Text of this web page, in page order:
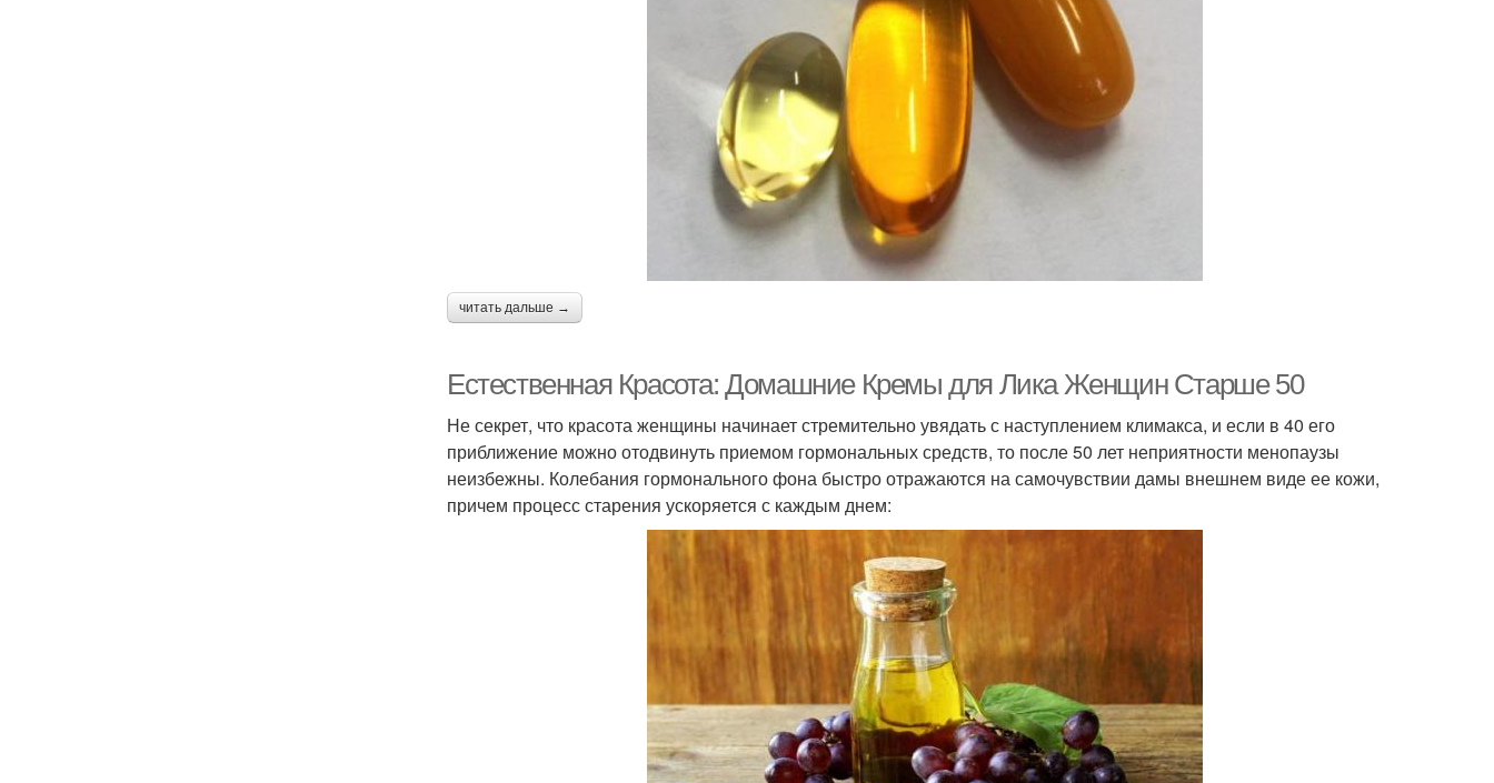
читать дальше →
Естественная Красота: Домашние Кремы для Лика Женщин Старше 50
Не секрет, что красота женщины начинает стремительно увядать с наступлением климакса, и если в 40 его
приближение можно отодвинуть приемом гормональных средств, то после 50 лет неприятности менопаузы
неизбежны. Колебания гормонального фона быстро отражаются на самочувствии дамы внешнем виде ее кожи,
причем процесс старения ускоряется с каждым днем: